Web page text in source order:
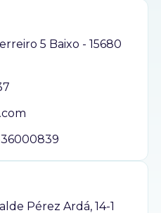
5 Baixo - 15680
Pérez Ardá, 14-1